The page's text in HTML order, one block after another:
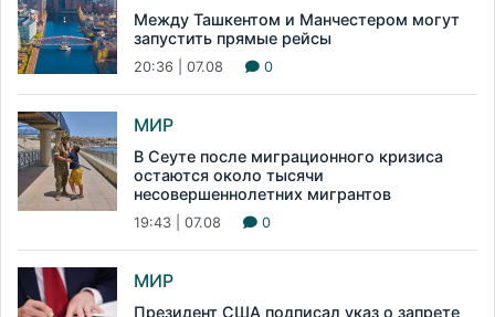
Между Ташкентом и Манчестером могут
запустить прямые рейсы
20:36 | 07.08 0
МИР
В Сеуте после миграционного кризиса
остаются около тысячи
несовершеннолетних мигрантов
19:43 | 07.08 0
МИР
Президент США подписал указ о запрете